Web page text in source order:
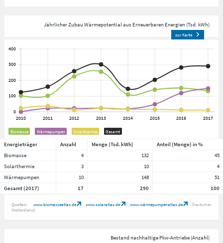
Jährlicher Zubau Wärmepotential aus Erneuerbaren Energien (Tsd. kWh)
zur Karte
Biomasse Wärmepumpen Solarthermie Gesamt
Energieträger Anzahl Menge (Tsd. kWh)
Anteil (Menge) in %
Biomasse
4 132
45
Solarthermie
3 10
4
Wärmepumpen
10 148
51
Gesamt (2017)
17 290 100
Quellen: www.biomasseatlas.de www.solaratlas.de www.wärmepumpenatlas.de
Deutscher
Wetterdienst
Bestand nachhaltige Pkw-Antriebe (Anzahl)